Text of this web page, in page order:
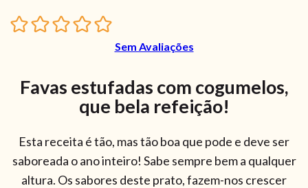
Sem Avaliações
Favas estufadas com cogumelos,
que bela refeição!
Esta receita é tão, mas tão boa que pode e deve ser
saboreada o ano inteiro! Sabe sempre bem a qualquer
altura. Os sabores deste prato, fazem-nos crescer